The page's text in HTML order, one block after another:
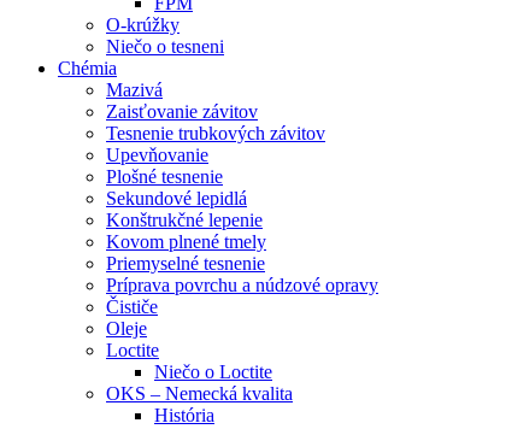
O-krúžky
Niečo o tesneni
Chémia
Mazivá
Zaisťovanie závitov
Tesnenie trubkových závitov
Upevňovanie
Plošné tesnenie
Sekundové lepidlá
Konštrukčné lepenie
Kovom plnené tmely
Priemyselné tesnenie
Príprava povrchu a núdzové opravy
Čističe
Oleje
Loctite
Niečo o Loctite
OKS – Nemecká kvalita
História